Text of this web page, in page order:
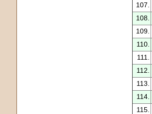
107.
108.
109.
110.
111.
112.
113.
114.
115.